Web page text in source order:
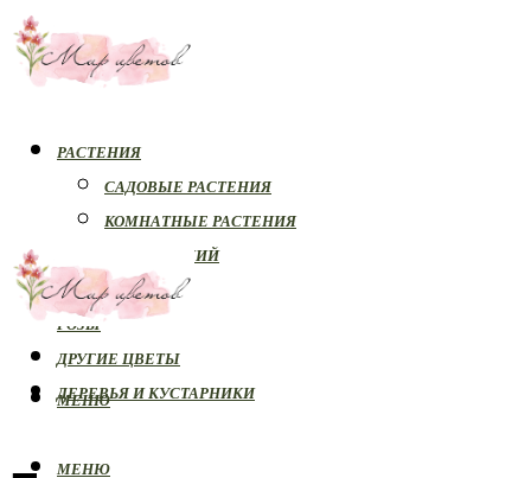
РАСТЕНИЯ
САДОВЫЕ РАСТЕНИЯ
КОМНАТНЫЕ РАСТЕНИЯ
БОЛЕЗНИ РАСТЕНИЙ
ОРХИДЕИ
РОЗЫ
ДРУГИЕ ЦВЕТЫ
ДЕРЕВЬЯ И КУСТАРНИКИ
МЕНЮ
МЕНЮ